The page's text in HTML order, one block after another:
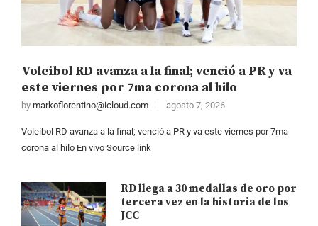
Voleibol RD avanza a la final; venció a PR y va
este viernes por 7ma corona al hilo
by markoflorentino@icloud.com agosto 7, 2026
Voleibol RD avanza a la final; venció a PR y va este viernes por 7ma
corona al hilo En vivo Source link
RD llega a 30 medallas de oro por
tercera vez en la historia de los
JCC